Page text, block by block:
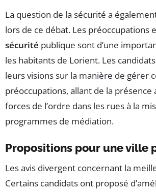
La question de la sécurité a
lors de ce débat. Les préoccupations
sécurité publique sont d’une
les habitants de Lorient. Les
leurs visions sur la manière de gérer
préoccupations, allant de la présence
forces de l’ordre dans les rues à la
programmes de médiation.
Propositions pour une ville
Les avis divergent concernant la
Certains candidats ont proposé